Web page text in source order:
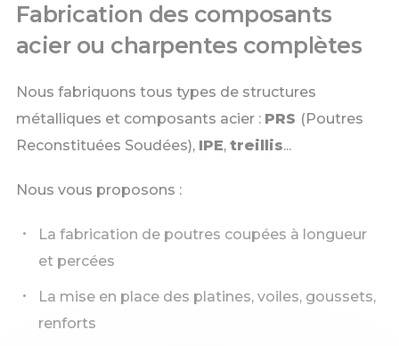
Fabrication des composants
acier ou charpentes complètes
Nous fabriquons tous types de structures
métalliques et composants acier : PRS (Poutres
Reconstituées Soudées), IPE, treillis...
Nous vous proposons :
La fabrication de poutres coupées à longueur
et percées
La mise en place des platines, voiles, goussets,
renforts